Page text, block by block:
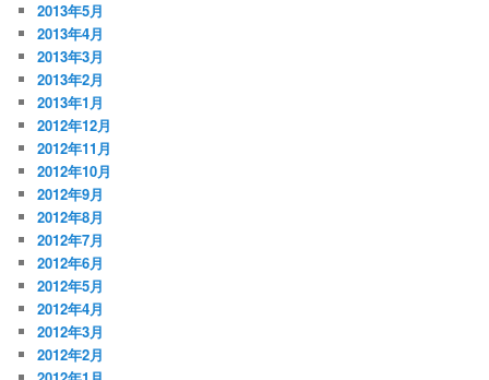
2013年5月
2013年4月
2013年3月
2013年2月
2013年1月
2012年12月
2012年11月
2012年10月
2012年9月
2012年8月
2012年7月
2012年6月
2012年5月
2012年4月
2012年3月
2012年2月